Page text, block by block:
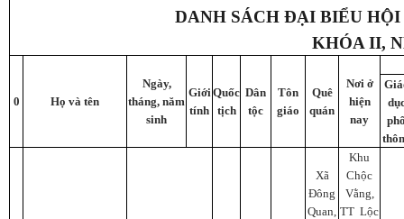
DANH SÁCH ĐẠI BIỂU
KHÓA II,
0 Họ và tên
Ngày,
tháng, năm
sinh
Giới
tính
Quốc
tịch
Dân
tộc
Tôn
giáo
Quê
quán
Nơi ở
hiện
nay
Xã
Đông
Quan,
Khu
Chộc
Vằng,
TT Lộc